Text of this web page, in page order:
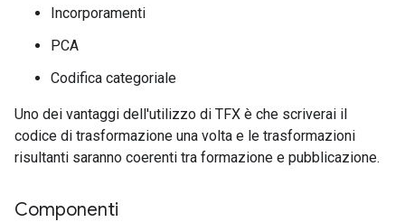
Incorporamenti
PCA
Codifica categoriale
Uno dei vantaggi dell'utilizzo di TFX è che scriverai il
codice di trasformazione una volta e le trasformazioni
risultanti saranno coerenti tra formazione e pubblicazione.
Componenti